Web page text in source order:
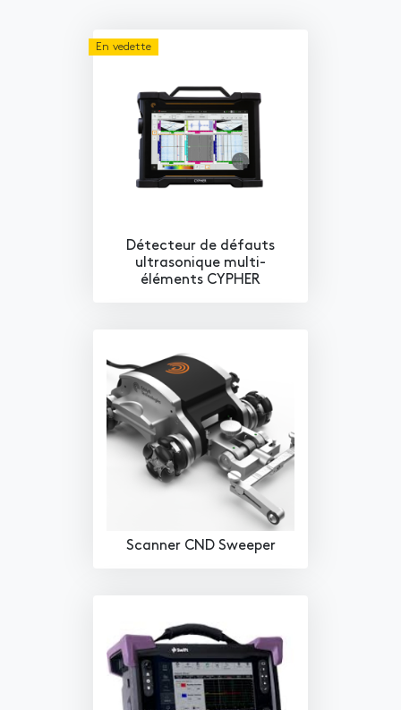
En vedette
Détecteur de défauts
ultrasonique multi-
éléments CYPHER
Scanner CND Sweeper